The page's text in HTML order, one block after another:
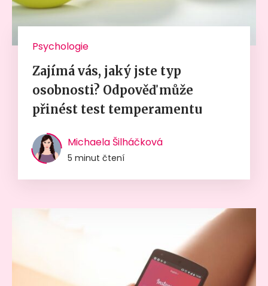
Psychologie
Zajímá vás, jaký jste typ
osobnosti? Odpověď může
přinést test temperamentu
Michaela Šilháčková
5 minut čtení